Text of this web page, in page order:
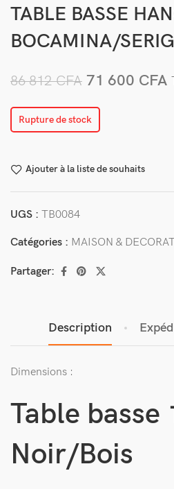
TABLE BASSE
BOCAMINA/
86 812CFA 71 600 CFA
Rupture de stock
Ajouter à la liste de souhaits
UGS : TB0084
Catégories : MAISON &
Partager:
Description
Dimensions :
Table
Noir/Bois